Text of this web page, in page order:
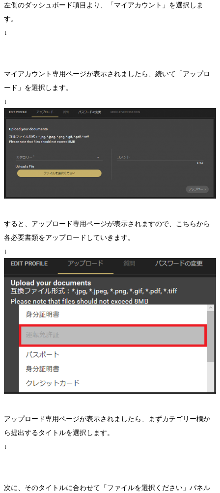
左側のダッシュボード項目より、「マイアカウント」を選択しま
す。
↓
マイアカウント専用ページが表示されましたら、続いて「アップロ
ード」を選択します。
↓
すると、アップロード専用ページが表示されますので、こちらから
各必要書類をアップロードしていきます。
↓
アップロード専用ページが表示されましたら、まずカテゴリー欄か
ら提出するタイトルを選択します。
↓
次に、そのタイトルに合わせて「ファイルを選択ください」パネル